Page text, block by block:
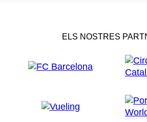
ELS NOSTRES